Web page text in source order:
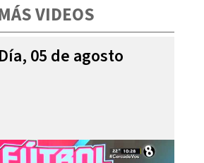
VIDEOS
05 de agosto